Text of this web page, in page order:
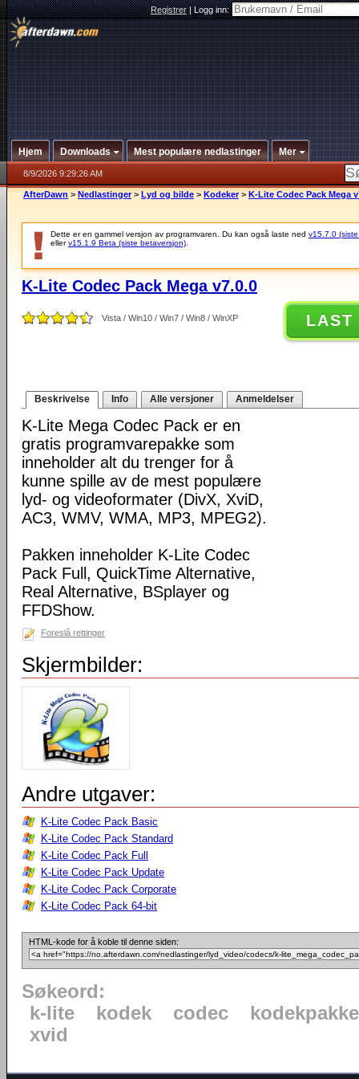
Registrer|Logg inn:
Hjem Downloads Mest populære nedlastinger Mer
8/9/2026 9:29:26 AM
AfterDawn > Nedlastinger > Lyd og bilde > Kodeker > K-Lite Codec Pack Mega
Dette er en gammel versjon av programvaren. Du kan også laste ned v15.7.0
ellerv15.1.9 Beta (siste betaversjon)
K-Lite Codec Pack Mega v7.0.0
Vista / Win10 / Win7 / Win8 / WinXP LAST
Beskrivelse Info Alle versjoner Anmeldelser
K-Lite Mega Codec Pack er en
gratis programvarepakke som
inneholder alt du trenger for å
kunne spille av de mest populære
lyd- og videoformater (DivX, XviD,
AC3, WMV, WMA, MP3, MPEG2).
Pakken inneholder K-Lite Codec
Pack Full, QuickTime Alternative,
Real Alternative, BSplayer og
FFDShow.
Foreslå rettinger
Skjermbilder:
Andre utgaver:
K-Lite Codec Pack Basic
K-Lite Codec Pack Standard
K-Lite Codec Pack Full
K-Lite Codec Pack Update
K-Lite Codec Pack Corporate
K-Lite Codec Pack 64-bit
HTML-kode for å koble til denne siden:
Søkeord:
k-lite
kodek codec
kodekpakke
xvid